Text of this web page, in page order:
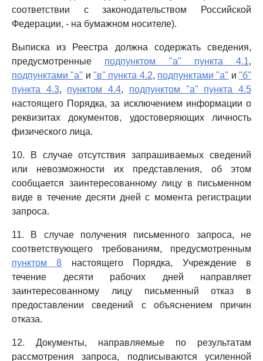
соответствии с законодательством Российской
Федерации, - на бумажном носителе).
Выписка из Реестра должна содержать сведения,
предусмотренные подпунктом "а" пункта 4.1,
подпунктами "а" и"в" пункта 4.2, подпунктами "а" и"б"
пункта 4.3, пунктом 4.4, подпунктом "а" пункта 4.5
настоящего Порядка, за исключением информации о
реквизитах документов, удостоверяющих личность
физического лица.
10. В случае отсутствия запрашиваемых сведений
или невозможности их представления, об этом
сообщается заинтересованному лицу в письменном
виде в течение десяти дней с момента регистрации
запроса.
11. В случае получения письменного запроса, не
соответствующего требованиям, предусмотренным
пунктом 8 настоящего Порядка, Учреждение в
течение десяти рабочих дней направляет
заинтересованному лицу письменный отказ в
предоставлении сведений с объяснением причин
отказа.
12. Документы, направляемые по результатам
рассмотрения запроса, подписываются усиленной